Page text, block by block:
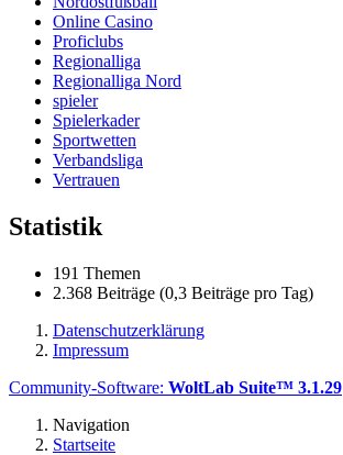
Online Casino
Proficlubs
Regionalliga
Regionalliga Nord
spieler
Spielerkader
Sportwetten
Verbandsliga
Vertrauen
Statistik
191 Themen
2.368 Beiträge (0,3 Beiträge pro Tag)
Datenschutzerklärung
Impressum
Community-Software: WoltLab Suite™ 3.1.29
Navigation
Startseite